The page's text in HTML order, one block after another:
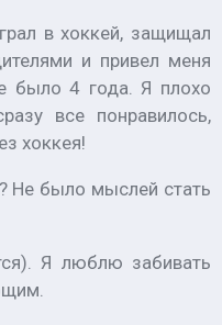
в хоккей, защищал
и привел меня
было 4 года. Я плохо
все понравилось,
хоккея!
Не было мыслей стать
). Я люблю забивать